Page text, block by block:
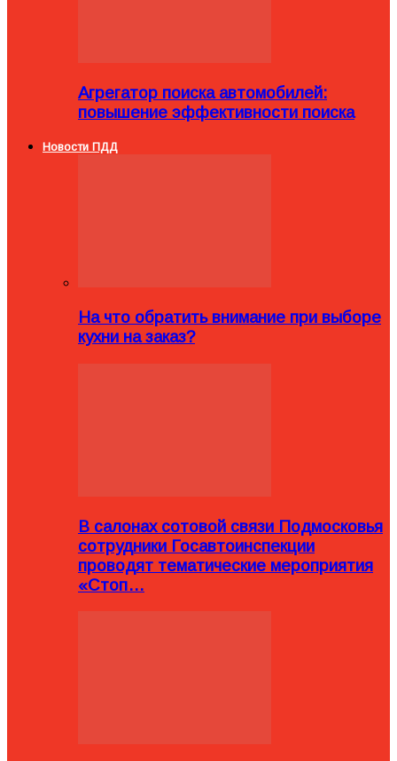
Агрегатор поиска автомобилей:
повышение эффективности поиска
Новости ПДД
На что обратить внимание при выборе
кухни на заказ?
В салонах сотовой связи Подмосковья
сотрудники Госавтоинспекции
проводят тематические мероприятия
«Стоп…